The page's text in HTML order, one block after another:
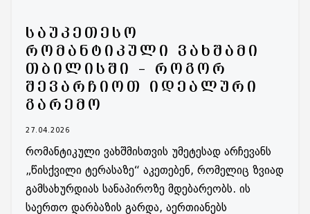
ᲡᲐᲣᲙᲔᲗᲔᲡᲝ
ᲠᲝᲛᲐᲜᲢᲘᲙᲣᲚᲘ ᲕᲐᲮᲨᲐᲛᲘ
ᲗᲑᲘᲚᲘᲡᲨᲘ – ᲠᲝᲒᲝᲠ
ᲨᲔᲕᲐᲠᲩᲘᲝᲗ ᲘᲓᲔᲐᲚᲣᲠᲘ
ᲒᲐᲠᲔᲛᲝ
27.04.2026
რომანტიკული ვახშმისთვის უმეტესად არჩევანს
„წისქვილი ტერასაზე“ აკეთებენ, რომელიც ზვიად
გამსახურდიას სანაპიროზე მდებარეობს. ის
საერთო დარბაზის გარდა, აერთიანებს